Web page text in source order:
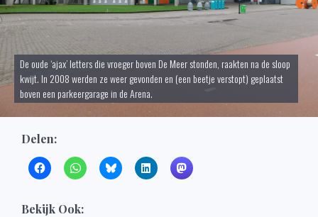
De oude ‘ajax’ letters die vroeger boven De Meer stonden, raakten na de sloop
kwijt. In 2008 werden ze weer gevonden en (een beetje verstopt) geplaatst
boven een parkeergarage in de Arena.
Delen:
Bekijk Ook: